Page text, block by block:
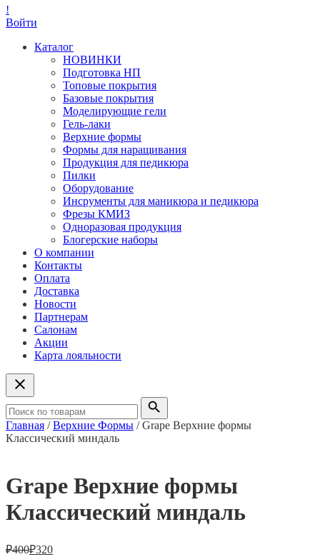
!
Войти
Каталог
НОВИНКИ
Подготовка НП
Топовые покрытия
Базовые покрытия
Моделирующие гели
Гель-лаки
Верхние формы
Формы для наращивания
Продукция для педикюра
Пилки
Оборудование
Инсрументы для маникюра и педикюра
Фрезы КМИЗ
Одноразовая продукция
Блогерские наборы
О компании
Контакты
Оплата
Доставка
Новости
Партнерам
Салонам
Акции
Карта лояльности
Главная /Верхние Формы / Grape Верхние формы
Классический миндаль
Grape Верхние формы
Классический миндаль
₽400₽320